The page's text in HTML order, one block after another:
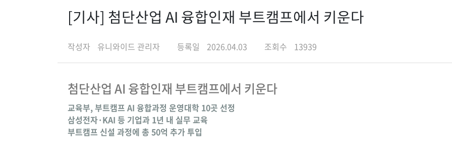
[기사] 첨단산업 AI 융합인재 부트캠프에서 키운다
작성자 유니와이드 관리자 등록일 2026.04.03 조회수 13939
첨단산업 AI 융합인재 부트캠프에서 키운다
교육부, 부트캠프 AI 융합과정 운영대학 10곳 선정
삼성전자·KAI 등 기업과 1년 내 실무 교육
부트캠프 신설 과정에 총 50억 추가 투입